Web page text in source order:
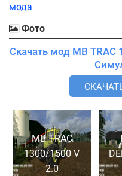
мода
Фото
Скачать мод MB
MB TRAC
1300/1500 V
2.0